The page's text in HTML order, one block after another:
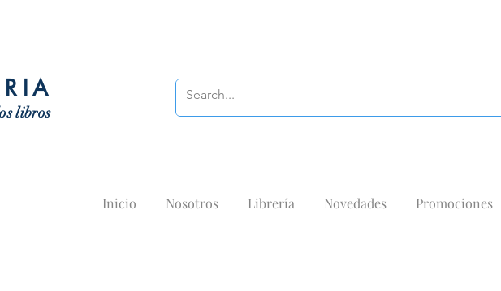
libros
Inicio Nosotros Librería Novedades Promociones